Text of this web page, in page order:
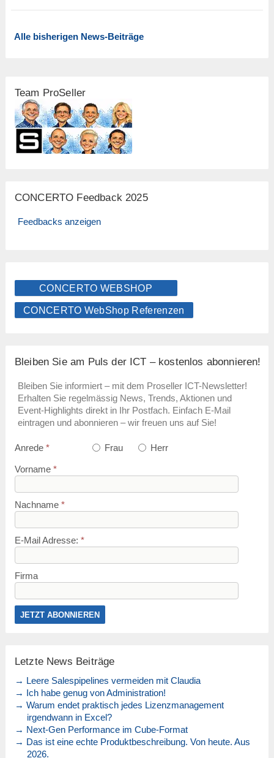
Alle bisherigen News-Beiträge
Team ProSeller
CONCERTO Feedback 2025
Feedbacks anzeigen
CONCERTO WEBSHOP
CONCERTO WebShop Referenzen
Bleiben Sie am Puls der ICT – kostenlos abonnieren!
Bleiben Sie informiert – mit dem Proseller ICT-Newsletter!
Erhalten Sie regelmässig News, Trends, Aktionen und
Event-Highlights direkt in Ihr Postfach. Einfach E-Mail
eintragen und abonnieren – wir freuen uns auf Sie!
Anrede * Frau Herr
Vorname *
Nachname *
E-Mail Adresse: *
Firma
Letzte News Beiträge
→ Leere Salespipelines vermeiden mit Claudia
→ Ich habe genug von Administration!
→ Warum endet praktisch jedes Lizenzmanagement
irgendwann in Excel?
→ Next-Gen Performance im Cube-Format
→ Das ist eine echte Produktbeschreibung. Von heute. Aus
2026.